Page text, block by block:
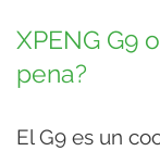
XPENG G9
pena?
El G9 es un